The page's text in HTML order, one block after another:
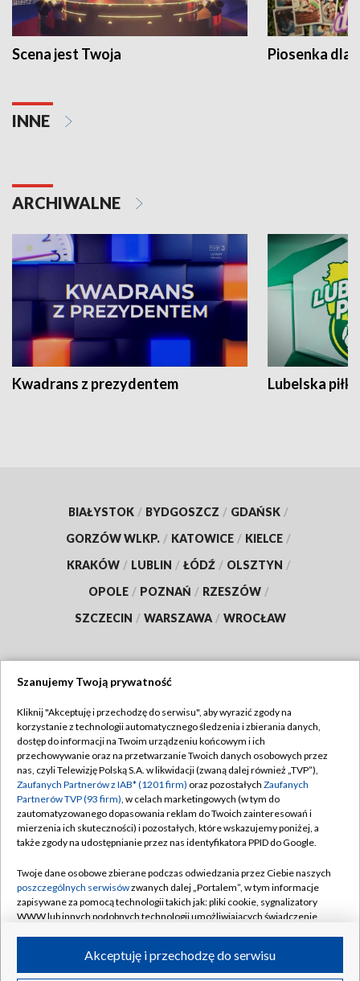
Scena jest Twoja Piosenka dla
INNE
ARCHIWALNE
Kwadrans z prezydentem Lubelska piłka
BIAŁYSTOK / BYDGOSZCZ / GDAŃSK /
GORZÓW WLKP. / KATOWICE / KIELCE /
KRAKÓW / LUBLIN / ŁÓDŹ / OLSZTYN /
OPOLE / POZNAŃ / RZESZÓW /
SZCZECIN / WARSZAWA / WROCŁAW
TVP
Abonament TVP
Emisja w TVP
Centrum informacji TVP
Naziemna Telewizja Cyfrowa
Rada Programowa
System NOS
Informacje o nadawcy
Program dla prasy
Regulamin TVP
Polityka prywatności
Moje zgody
Pomoc
Kontakt
Kanały
Szanujemy Twoją prywatność
Kliknij "Akceptuję i przechodzę do serwisu", aby wyrazić zgody na
korzystanie z technologii automatycznego śledzenia i zbierania danych,
dostęp do informacji na Twoim urządzeniu końcowym i ich
przechowywanie oraz na przetwarzanie Twoich danych osobowych przez
nas, czyli Telewizję Polską S.A. w likwidacji (zwaną dalej również „TVP”),
Zaufanych Partnerów z IAB* (1201 firm) oraz pozostałych Zaufanych
Partnerów TVP (93 firm), w celach marketingowych (w tym do
zautomatyzowanego dopasowania reklam do Twoich zainteresowań i
mierzenia ich skuteczności) i pozostałych, które wskazujemy poniżej, a
także zgody na udostępnianie przez nas identyfikatora PPID do Google.
Twoje dane osobowe zbierane podczas odwiedzania przez Ciebie naszych
poszczególnych serwisówzwanych dalej „Portalem”, w tym informacje
zapisywane za pomocą technologii takich jak: pliki cookie, sygnalizatory
WWW lub innych podobnych technologii umożliwiających świadczenie
ruchu w Internecie.Akceptuję i przechodzę do serwisu